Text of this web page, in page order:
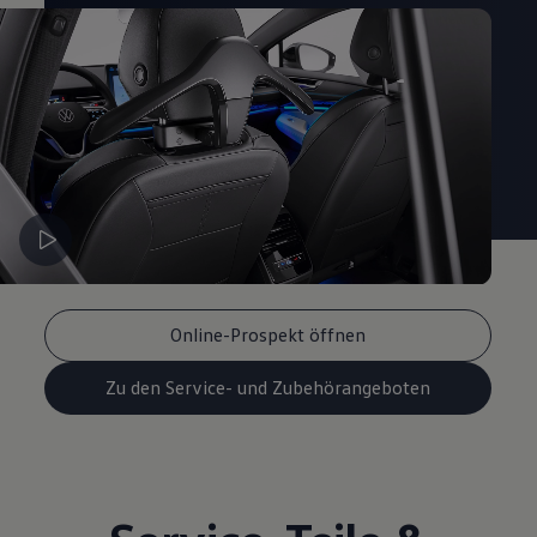
Magazin
Lifestyle
Transport
Familie
Elektromobilität
Volkswagen R
Pannen- und Unfallhilfe
Volkswagen Kundenbetreuung
Online-Prospekt öffnen
Zu den Service- und Zubehörangeboten